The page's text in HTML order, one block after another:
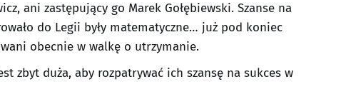
ani zastępujący go Marek Gołębiewski. Szanse na
do Legii były matematyczne… już pod koniec
obecnie w walkę o utrzymanie.
zbyt duża, aby rozpatrywać ich szansę na sukces w